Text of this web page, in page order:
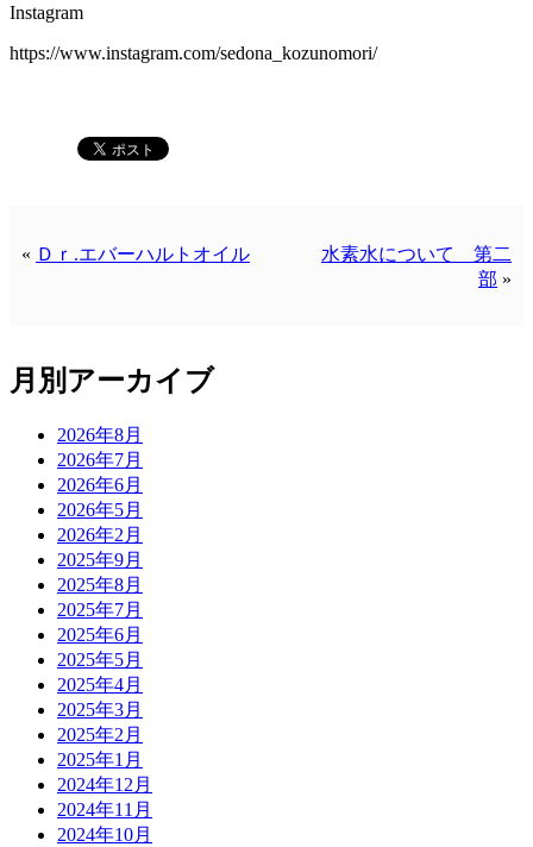
Instagram
https://www.instagram.com/sedona_kozunomori/
水素水について 第二
部 »
« Ｄｒ.エバーハルトオイル
月別アーカイブ
2026年8月
2026年7月
2026年6月
2026年5月
2026年2月
2025年9月
2025年8月
2025年7月
2025年6月
2025年5月
2025年4月
2025年3月
2025年2月
2025年1月
2024年12月
2024年11月
2024年10月